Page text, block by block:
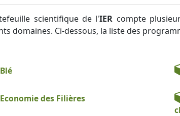
scientifique de l'IER compte
domaines. Ci-dessous, la liste des
Blé
Economie des Filières